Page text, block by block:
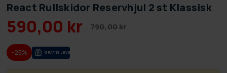
React Rullskidor Reservhjul 2 st Klassisk
590,00 kr 790,00 kr
-25% GRA­TIS LE­VE­RANS